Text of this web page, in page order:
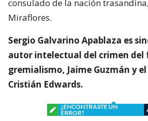
consulado de la nación
Miraflores.
Sergio Galvarino Apablaza es
autor intelectual del crimen del
gremialismo, Jaime Guzmán y
Cristián Edwards.
¿ENCONTRASTE UN
ERROR?